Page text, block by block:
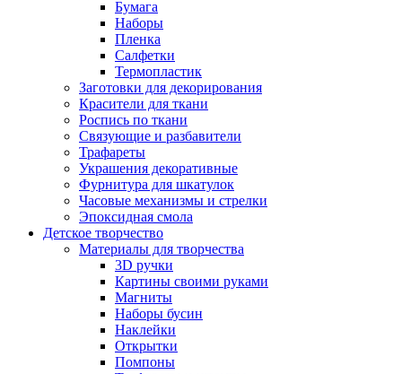
Бумага
Наборы
Пленка
Салфетки
Термопластик
Заготовки для декорирования
Красители для ткани
Роспись по ткани
Связующие и разбавители
Трафареты
Украшения декоративные
Фурнитура для шкатулок
Часовые механизмы и стрелки
Эпоксидная смола
Детское творчество
Материалы для творчества
3D ручки
Картины своими руками
Магниты
Наборы бусин
Наклейки
Открытки
Помпоны